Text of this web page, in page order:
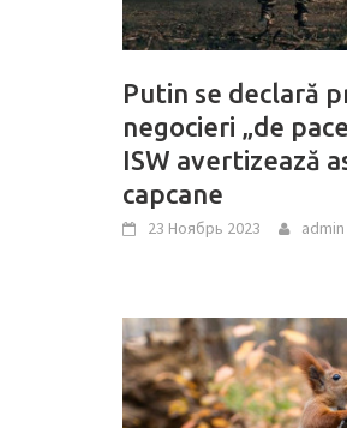
Putin se declară
negocieri „de
ISW avertizează
capcane
23 Ноябрь 2023 admin